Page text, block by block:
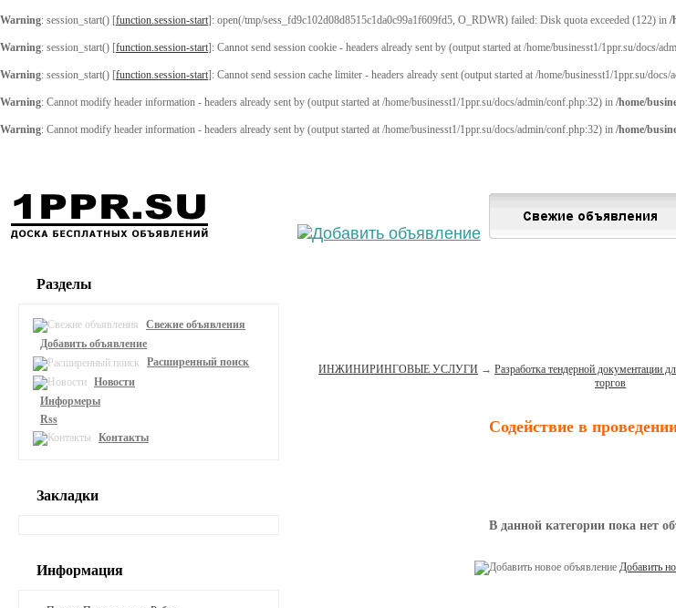
Warning: session_start() [function.session-start]: open(/tmp/sess_fd9c102d08d8515c1da0c99a1f609fd5, O_RDWR) failed: Disk quota exceeded (122) in /
Warning: session_start() [function.session-start]: Cannot send session cookie - headers already sent by (output started at /home/businesst1/1ppr.su/docs/
Warning: session_start() [function.session-start]: Cannot send session cache limiter - headers already sent (output started at /home/businesst1/1ppr.su/
Warning: Cannot modify header information - headers already sent by (output started at /home/businesst1/1ppr.su/docs/admin/conf.php:32) in /home/
Warning: Cannot modify header information - headers already sent by (output started at /home/businesst1/1ppr.su/docs/admin/conf.php:32) in /home/
ИНЖИНИРИНГОВЫЕ УСЛУГИ →Разработка тендерной документации
торгов
Содействие в
В данной категории пока нет
Добавить
Разделы
Свежие объявления
Добавить объявление
Расширенный поиск
Новости
Информеры
Rss
Контакты
Закладки
Информация